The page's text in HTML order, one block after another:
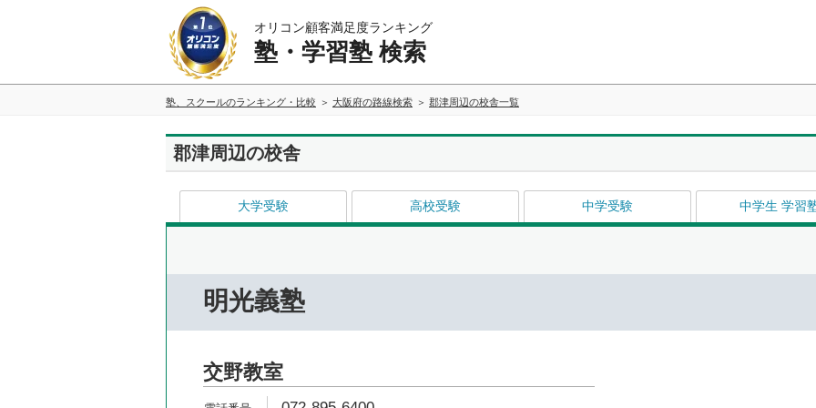
オリコン顧客満足度ランキング
塾・学習塾 検索
塾、スクールのランキング・比較 大阪府の路線検索 郡津周辺の校舎一覧
郡津周辺の校舎
大学受験 高校受験 中学受験 中学生 学習
明光義塾
交野教室